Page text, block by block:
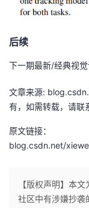
后续
下一期最新/经典视觉
文章来源:
有，如需转载，请联
原文链接：
blog.csdn.net/
【版权声明】本
社区中有涉嫌抄袭